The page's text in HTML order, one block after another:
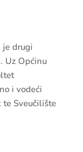
je drugi
Uz Općinu
i vodeći
te Sveučilište